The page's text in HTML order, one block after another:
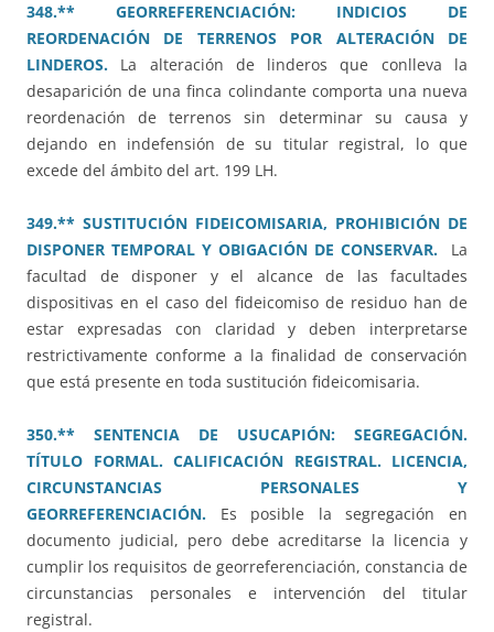
348.** GEORREFERENCIACIÓN: INDICIOS DE
REORDENACIÓN DE TERRENOS POR ALTERACIÓN DE
LINDEROS. La alteración de linderos que conlleva la
desaparición de una finca colindante comporta una nueva
reordenación de terrenos sin determinar su causa y
dejando en indefensión de su titular registral, lo que
excede del ámbito del art. 199 LH.
349.** SUSTITUCIÓN FIDEICOMISARIA, PROHIBICIÓN DE
DISPONER TEMPORAL Y OBIGACIÓN DE CONSERVAR.
La
facultad de disponer y el alcance de las facultades
dispositivas en el caso del fideicomiso de residuo han de
estar expresadas con claridad y deben interpretarse
restrictivamente conforme a la finalidad de conservación
que está presente en toda sustitución fideicomisaria.
350.** SENTENCIA DE USUCAPIÓN: SEGREGACIÓN.
TÍTULO FORMAL. CALIFICACIÓN REGISTRAL. LICENCIA,
CIRCUNSTANCIAS PERSONALES Y
GEORREFERENCIACIÓN.
Es posible la segregación en
documento judicial, pero debe acreditarse la licencia y
cumplir los requisitos de georreferenciación, constancia de
circunstancias personales e intervención del titular
registral.